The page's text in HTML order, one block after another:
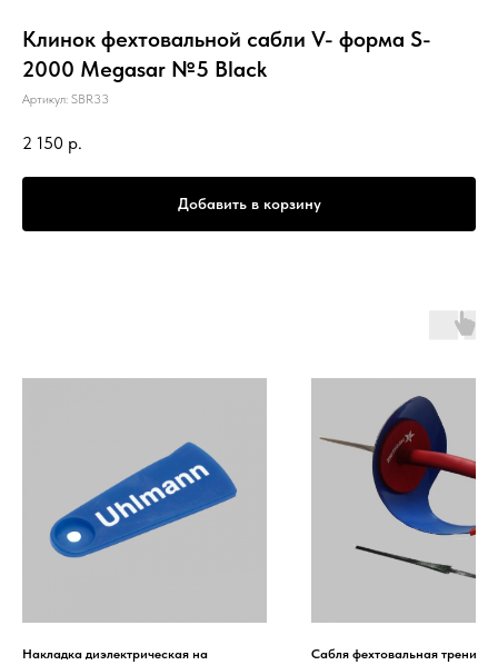
Клинок фехтовальной сабли V- форма S-
2000 Megasar №5 Black
Артикул: SBR33
2 150 р.
Добавить в корзину
Накладка диэлектрическая на
Сабля фехтовальная